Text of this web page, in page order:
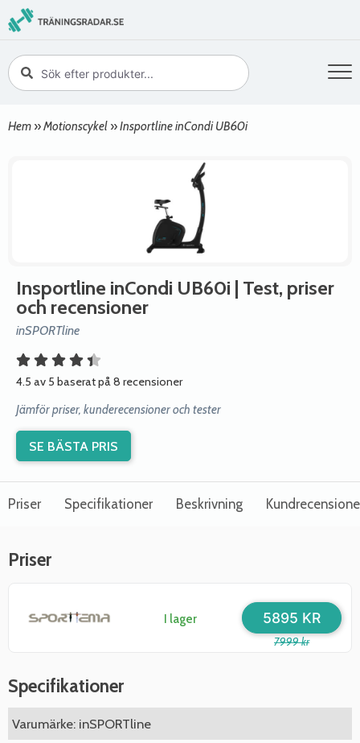
Hem »Motionscykel »Insportline inCondi UB60i
Insportline inCondi UB60i | Test, priser
och recensioner
inSPORTline
4.5 av 5 baserat på 8 recensioner
Jämför priser, kunderecensioner och tester
SE BÄSTA PRIS
Priser Specifikationer Beskrivning
Priser
I lager
7999 kr
5895 KR
Specifikationer
Varumärke: inSPORTline